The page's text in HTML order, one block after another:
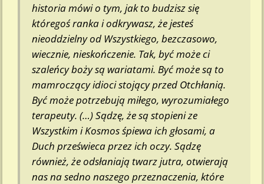
historia mówi o tym, jak to budzisz się
któregoś ranka i odkrywasz, że jesteś
nieoddzielny od Wszystkiego, bezczasowo,
wiecznie, nieskończenie. Tak, być może ci
szaleńcy boży są wariatami. Być może są to
mamroczący idioci stojący przed Otchłanią.
Być może potrzebują miłego, wyrozumiałego
terapeuty. (…) Sądzę, że są stopieni ze
Wszystkim i Kosmos śpiewa ich głosami, a
Duch prześwieca przez ich oczy. Sądzę
również, że odsłaniają twarz jutra, otwierają
nas na sedno naszego przeznaczenia, które